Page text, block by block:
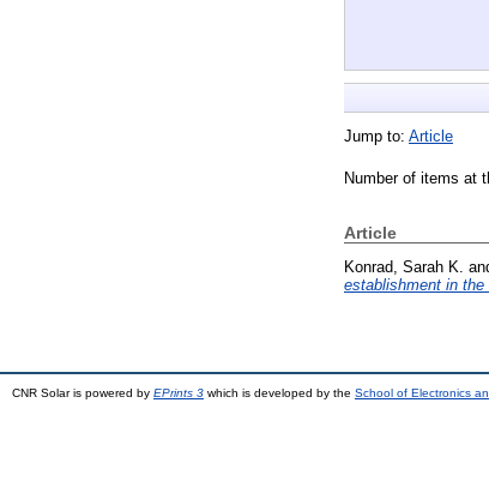
Jump to: Article
Number of items at
Article
Konrad, Sarah K.
establishment in
CNR Solar is powered by EPrints 3 which is developed by the School of Electronics